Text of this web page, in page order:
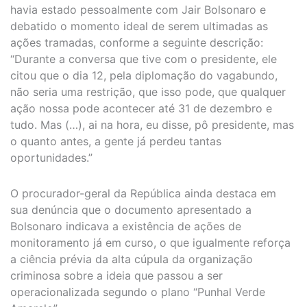
havia estado pessoalmente com Jair Bolsonaro e
debatido o momento ideal de serem ultimadas as
ações tramadas, conforme a seguinte descrição:
“Durante a conversa que tive com o presidente, ele
citou que o dia 12, pela diplomação do vagabundo,
não seria uma restrição, que isso pode, que qualquer
ação nossa pode acontecer até 31 de dezembro e
tudo. Mas (…), ai na hora, eu disse, pô presidente, mas
o quanto antes, a gente já perdeu tantas
oportunidades.”
O procurador-geral da República ainda destaca em
sua denúncia que o documento apresentado a
Bolsonaro indicava a existência de ações de
monitoramento já em curso, o que igualmente reforça
a ciência prévia da alta cúpula da organização
criminosa sobre a ideia que passou a ser
operacionalizada segundo o plano “Punhal Verde